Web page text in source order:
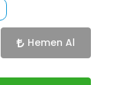
Hemen Al